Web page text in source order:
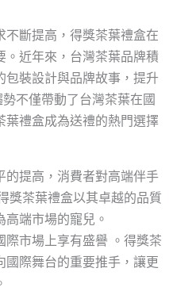
斷提高，得獎茶葉禮盒在
近年來，台灣茶葉品牌積
裝設計與品牌故事，提升
不僅帶動了台灣茶葉在國
葉禮盒成為送禮的熱門選擇
的提高，消費者對高端伴手
獎茶葉禮盒以其卓越的品質
端市場的寵兒。
際市場上享有盛譽 。得獎茶
國際舞台的重要推手，讓更